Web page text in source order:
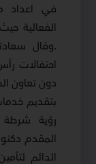
في اعداد
الفعالية حيث بلغ
وقال
دون تعاون
بتقديم
رؤية شرطة
المقدم
الدائم